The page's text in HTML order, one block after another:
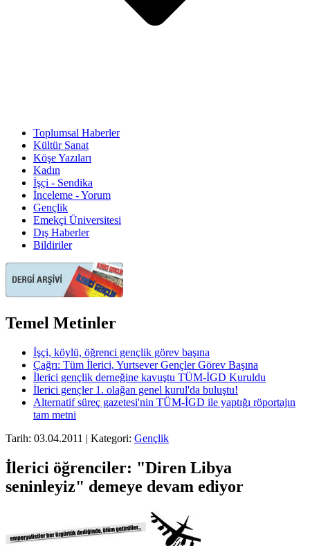
Toplumsal Haberler
Kültür Sanat
Köşe Yazıları
Kadın
İşçi - Sendika
İnceleme - Yorum
Gençlik
Emekçi Üniversitesi
Dış Haberler
Bildiriler
Temel Metinler
İşçi, köylü, öğrenci gençlik görev başına
Çağrı: Tüm İlerici, Yurtsever Gençler Görev Başına
İlerici gençlik derneğine kavuştu TÜM-İGD Kuruldu
İlerici gençler 1. olağan genel kurul'da buluştu!
Alternatif süreç gazetesi'nin TÜM-İGD ile yaptığı röportajın
tam metni
Tarih: 03.04.2011 | Kategori: Gençlik
İlerici öğrenciler: "Diren Libya
seninleyiz" demeye devam ediyor